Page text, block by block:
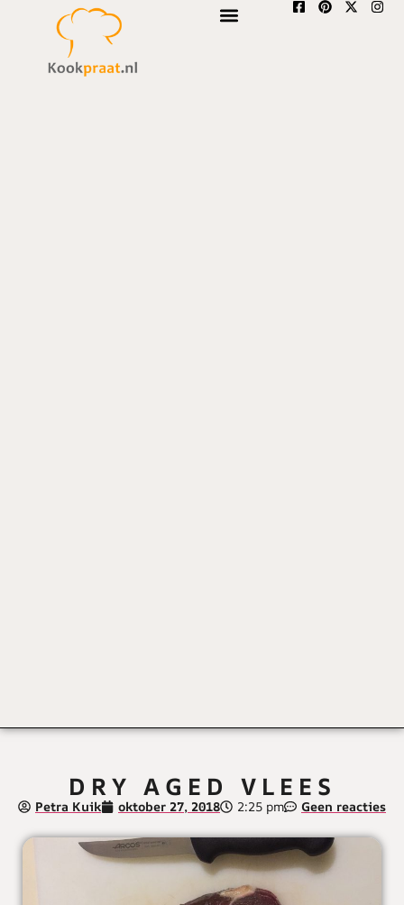
DRY AGED VLEES
Petra Kuik oktober 27, 2018 2:25 pm Geen reacties